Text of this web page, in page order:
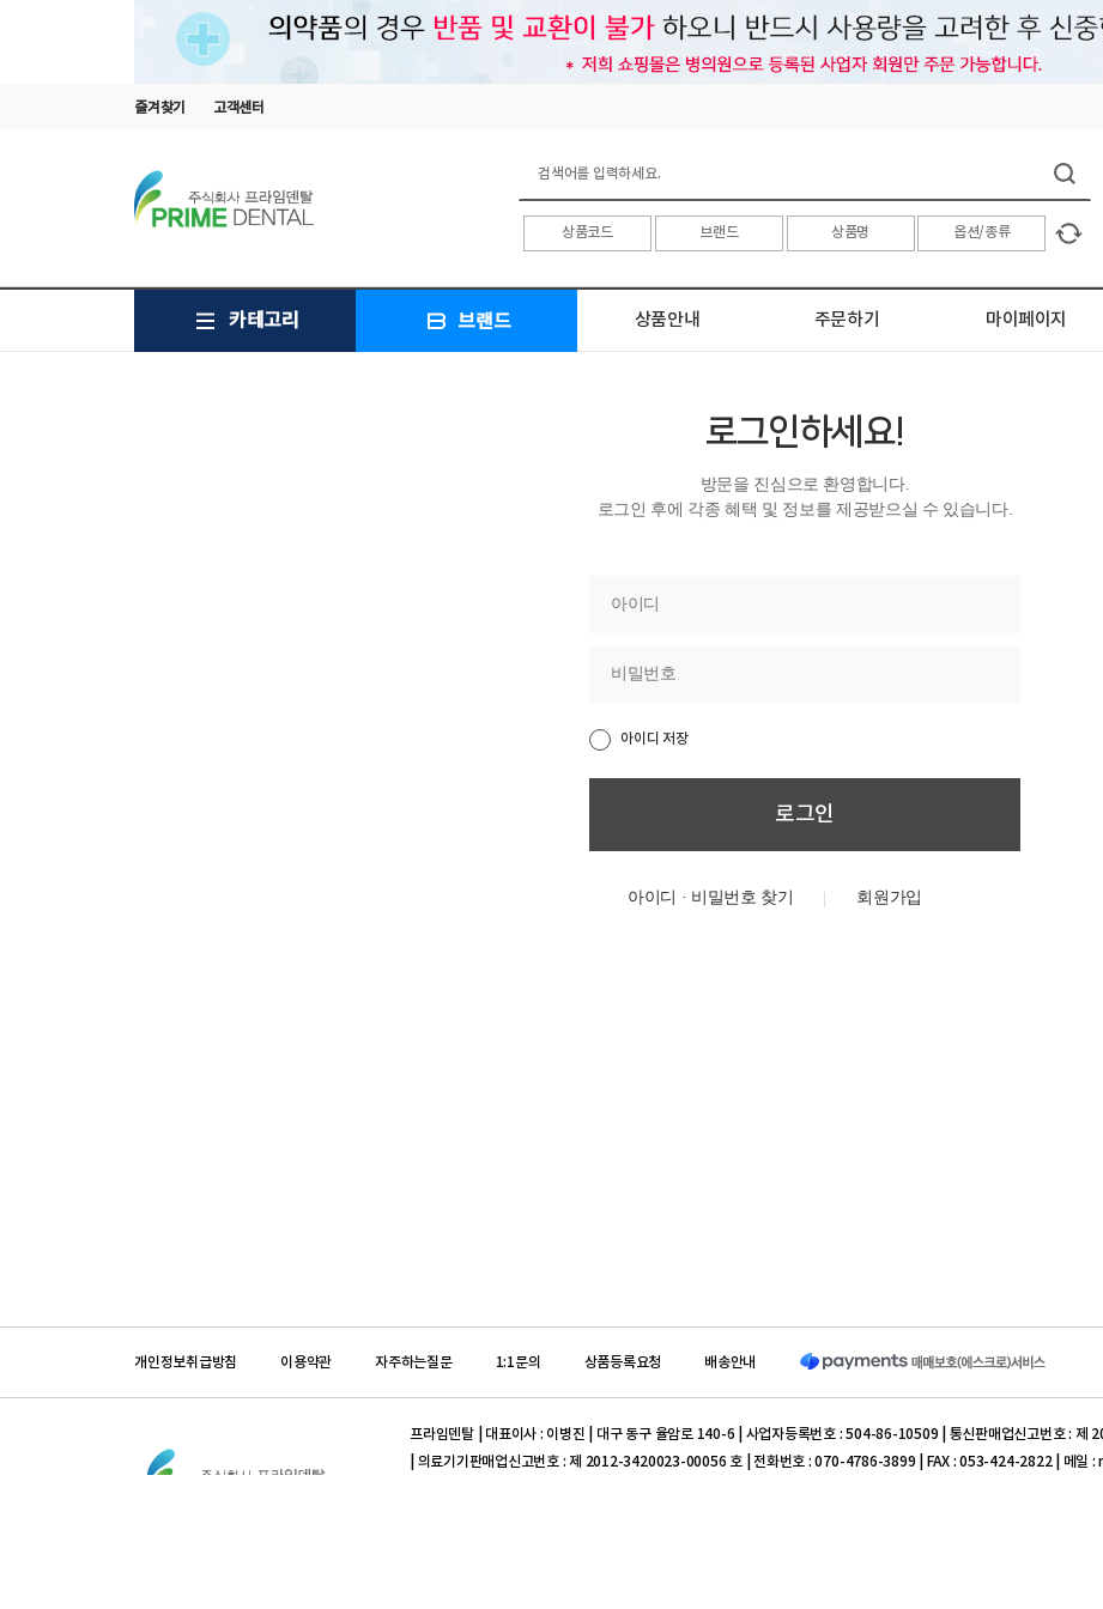
즐겨찾기 고객센터
카테고리 브랜드 상품안내 주문하기 마이페이지
로그인하세요!
방문을 진심으로 환영합니다.
로그인 후에 각종 혜택 및 정보를 제공받으실 수 있습니다.
아이디 저장
아이디 · 비밀번호 찾기
개인정보취급방침 이용약관 자주하는질문 1:1문의 상품등록요청 배송안내
프라임덴탈 | 대표이사 : 이병진 | 대구 동구 율암로 140-6 | 사업자등록번호 : 504-86-10509 | 통신판매업신고번호 : 제
| 의료기기판매업신고번호 : 제 2012-3420023-00056 호 | 전화번호 : 070-4786-3899 | FAX : 053-424-2822 | 메